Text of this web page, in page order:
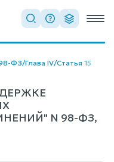
ФЗ/Глава IV/Статья 15
N 98-ФЗ,